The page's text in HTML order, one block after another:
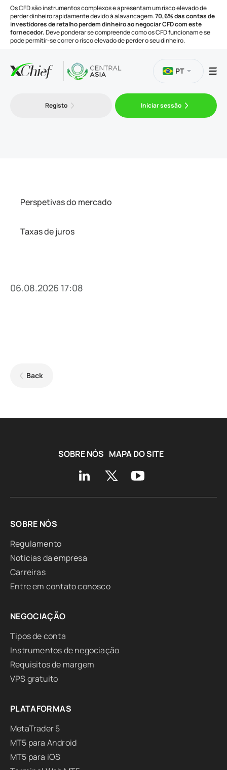
Os CFD são instrumentos complexos e apresentam um risco elevado de
perder dinheiro rapidamente devido à alavancagem.70,6% das contas de
investidores de retalho perdem dinheiro ao negociar CFD com este
fornecedor.Deve ponderar se compreende como os CFD funcionam e se
pode permitir-se correr o risco elevado de perder o seu dinheiro.
Negociação
PT
Registo Iniciar sessão
Perspetivas do mercado
Taxas de juros
06.08.2026 17:08
Back
SOBRE NÓS MAPA DO SITE
SOBRE NÓS
Regulamento
Notícias da empresa
Carreiras
Entre em contato conosco
NEGOCIAÇÃO
Tipos de conta
Instrumentos de negociação
Requisitos de margem
VPS gratuito
PLATAFORMAS
MetaTrader 5
MT5 para Android
MT5 para iOS